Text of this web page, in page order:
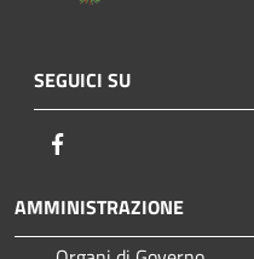
SEGUICI SU
AMMINISTRAZIONE